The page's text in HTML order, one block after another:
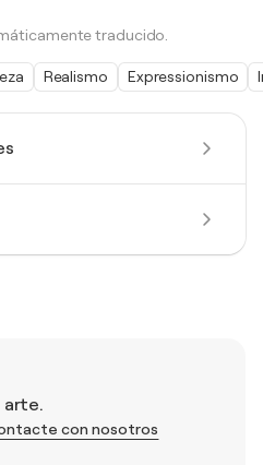
arte.
con nosotros
traducido.
Realismo Expressionismo